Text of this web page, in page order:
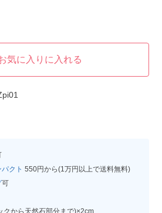
気に入りに入れる
クト 550円から(1万円以上で送料無料)
可
クから天然石部分まで)×2cm